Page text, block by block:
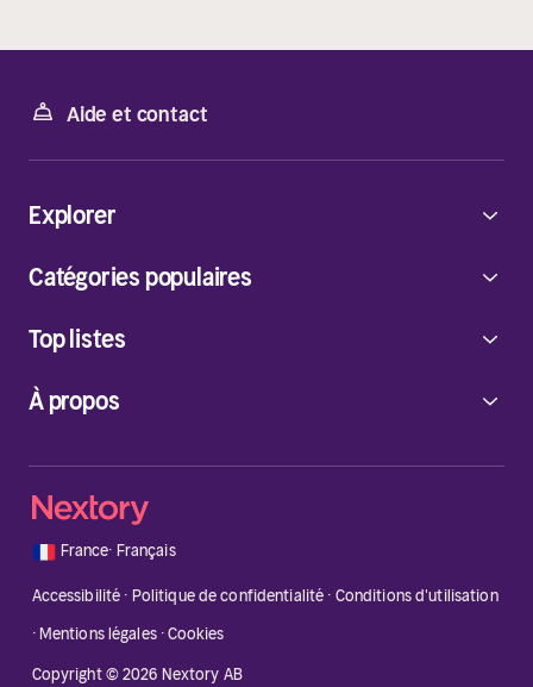
Aide et contact
À propos
Explorer
Catégories populaires
Top listes
🇫🇷 France· Français
Accessibilité · Politique de confidentialité · Conditions d'utilisation
·Mentions légales·Cookies
Copyright © 2026 Nextory AB